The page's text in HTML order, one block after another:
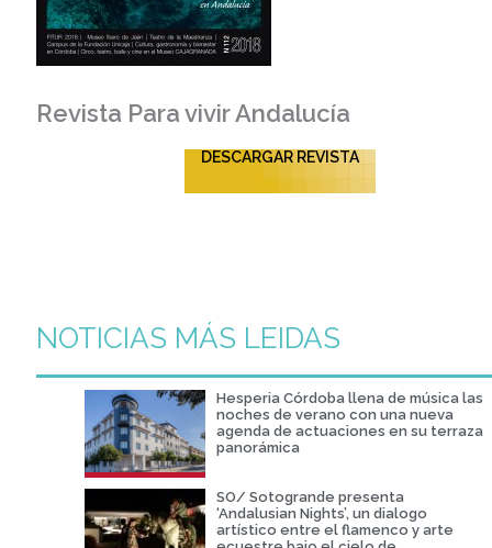
Revista Para vivir Andalucía
DESCARGAR REVISTA
NOTICIAS MÁS LEIDAS
Hesperia Córdoba llena de música las
noches de verano con una nueva
agenda de actuaciones en su terraza
panorámica
SO/ Sotogrande presenta
‘Andalusian Nights’, un dialogo
artístico entre el flamenco y arte